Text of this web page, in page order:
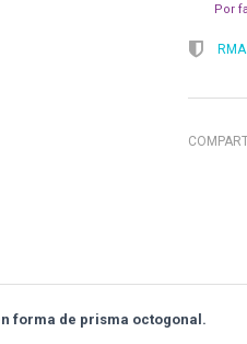
Por
RMA
forma de prisma octogonal.